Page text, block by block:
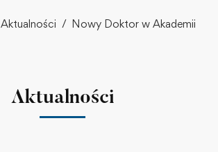
Aktualności Nowy Doktor w Akademii
Aktualności